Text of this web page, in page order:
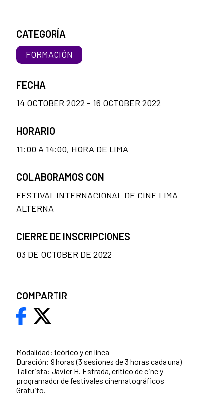
Modalidad: teórico y en línea
Duración: 9 horas (3 sesiones de 3 horas cada una)
Tallerista: Javier H. Estrada, crítico de cine y
programador de festivales cinematográficos
Gratuito.
CATEGORÍA
FORMACIÓN
FECHA
14 OCTOBER 2022 - 16 OCTOBER 2022
HORARIO
11:00 A 14:00, HORA DE LIMA
COLABORAMOS CON
FESTIVAL INTERNACIONAL DE CINE LIMA
ALTERNA
CIERRE DE INSCRIPCIONES
03 DE OCTOBER DE 2022
COMPARTIR